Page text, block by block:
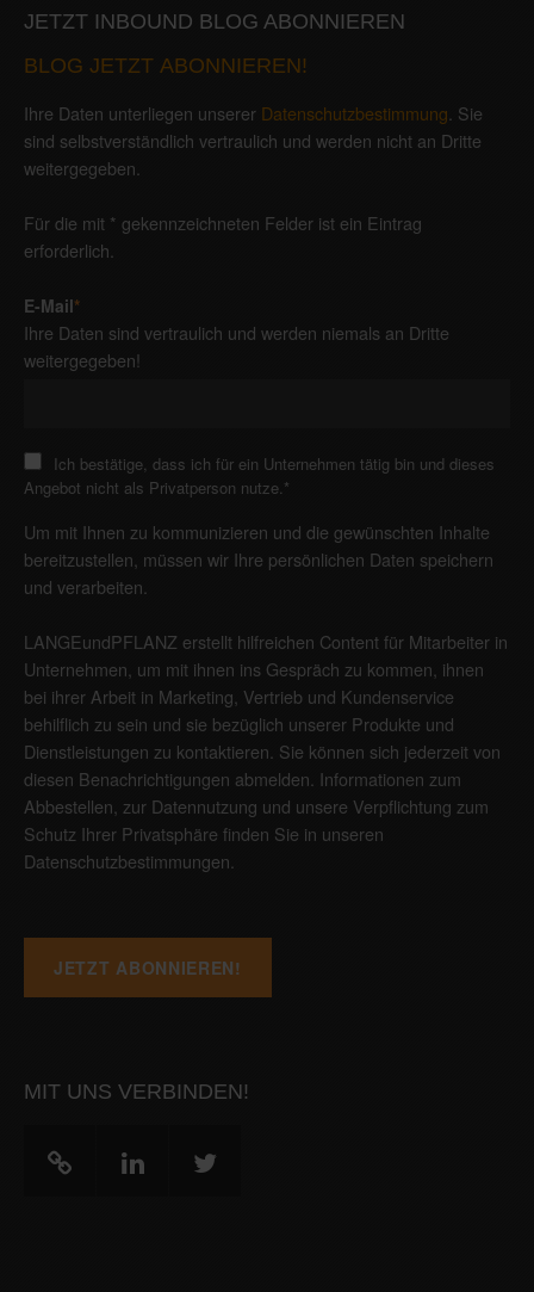
JETZT INBOUND BLOG ABONNIEREN
BLOG JETZT ABONNIEREN!
Ihre Daten unterliegen unserer Datenschutzbestimmung . Sie
sind selbstverständlich vertraulich und werden nicht an Dritte
weitergegeben.
Für die mit * gekennzeichneten Felder ist ein Eintrag
erforderlich.
E-Mail*
Ihre Daten sind vertraulich und werden niemals an Dritte
weitergegeben!
Ich bestätige, dass ich für ein Unternehmen tätig bin und dieses
Angebot nicht als Privatperson nutze.*
Um mit Ihnen zu kommunizieren und die gewünschten Inhalte
bereitzustellen, müssen wir Ihre persönlichen Daten speichern
und verarbeiten.
LANGEundPFLANZ erstellt hilfreichen Content für Mitarbeiter in
Unternehmen, um mit ihnen ins Gespräch zu kommen, ihnen
bei ihrer Arbeit in Marketing, Vertrieb und Kundenservice
behilflich zu sein und sie bezüglich unserer Produkte und
Dienstleistungen zu kontaktieren. Sie können sich jederzeit von
diesen Benachrichtigungen abmelden. Informationen zum
Abbestellen, zur Datennutzung und unsere Verpflichtung zum
Schutz Ihrer Privatsphäre finden Sie in unseren
Datenschutzbestimmungen
MIT UNS VERBINDEN!